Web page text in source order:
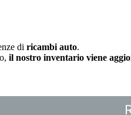
di ricambi auto.
il nostro inventario viene